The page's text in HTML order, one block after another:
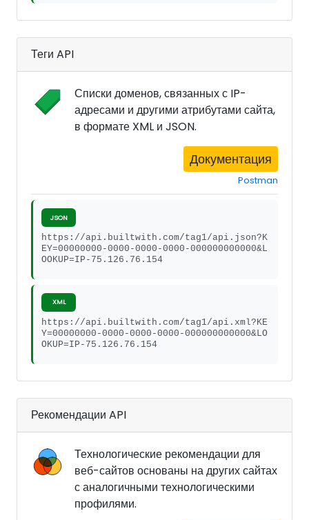
Теги API
Списки доменов, связанных с IP-
адресами и другими атрибутами сайта,
в формате XML и JSON.
Документация
Postman
JSON
https://api.builtwith.com/tag1/api.json?K
EY=00000000-0000-0000-0000-000000000000&L
OOKUP=IP-75.126.76.154
XML
https://api.builtwith.com/tag1/api.xml?KE
Y=00000000-0000-0000-0000-000000000000&LO
OKUP=IP-75.126.76.154
Рекомендации API
Технологические рекомендации для
веб-сайтов основаны на других сайтах
с аналогичными технологическими
профилями.